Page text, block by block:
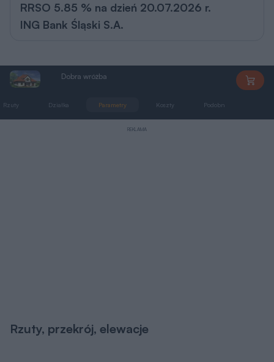
RRSO 5.85 % na dzień 20.07.2026 r.
ING Bank Śląski S.A.
Dobra wróżba
Rzuty Działka Parametry Koszty Podobne
REKLAMA
Rzuty, przekrój, elewacje